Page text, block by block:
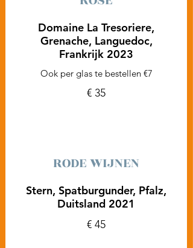
Domaine La Tresoriere,
Grenache, Languedoc,
Frankrijk 2023
Ook per glas te bestellen €7
€ 35
RODE WIJNEN
Stern, Spatburgunder, Pfalz,
Duitsland 2021
€ 45